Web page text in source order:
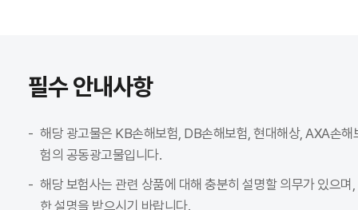
필수 안내사항
해당 광고물은 KB손해보험, DB손해보험, 현대해상, AXA손
험의 공동광고물입니다.
해당 보험사는 관련 상품에 대해 충분히 설명할 의무가 있으
한 설명을 받으시기 바랍니다.